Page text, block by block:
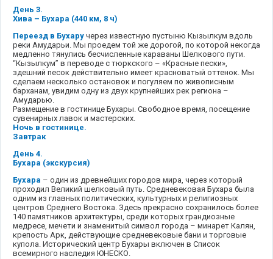
День 3.
Хива – Бухара (440 км, 8 ч)
Переезд в Бухару через известную пустыню Кызылкум вдоль
реки Амударьи. Мы проедем той же дорогой, по которой некогда
медленно тянулись бесчисленные караваны Шелкового пути.
“Кызылкум” в переводе с тюркского – «Красные пески»,
здешний песок действительно имеет красноватый оттенок. Мы
сделаем несколько остановок и погуляем по живописным
барханам, увидим одну из двух крупнейших рек региона –
Амударью.
Размещение в гостинице Бухары. Свободное время, посещение
сувенирных лавок и мастерских.
Ночь в гостинице.
Завтрак
День 4.
Бухара (экскурсия)
Бухара – один из древнейших городов мира, через который
проходил Великий шелковый путь. Средневековая Бухара была
одним из главных политических, культурных и религиозных
центров Среднего Востока. Здесь прекрасно сохранилось более
140 памятников архитектуры, среди которых грандиозные
медресе, мечети и знаменитый символ города – минарет Калян,
крепость Арк, действующие средневековые бани и торговые
купола. Исторический центр Бухары включен в Список
всемирного наследия ЮНЕСКО.